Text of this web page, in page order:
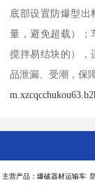
底部设置防爆型出
量，避免超载）；
搅拌易结块的），
品泄漏、受潮，保
主营产品：爆破器材运输车